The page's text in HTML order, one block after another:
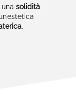
solidità
.